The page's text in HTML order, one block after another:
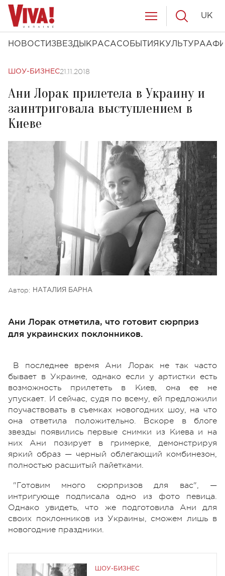
НОВОСТИ ЗВЕЗДЫ КРАСАСОБЫТИЯ КУЛЬТУРА
UK
ШОУ-БИЗНЕС21.11.2018
Ани Лорак прилетела в Украину и
заинтриговала выступлением в
Киеве
Автор: НАТАЛИЯ БАРНА
Ани Лорак отметила, что готовит сюрприз
для украинских поклонников.
В последнее время Ани Лорак не так часто
бывает в Украине, однако если у артистки есть
возможность прилететь в Киев, она ее не
упускает. И сейчас, судя по всему, ей предложили
поучаствовать в съемках новогодних шоу, на что
она ответила положительно. Вскоре в блоге
звезды появились первые снимки из Киева и на
них Ани позирует в гримерке, демонстрируя
яркий образ — черный облегающий комбинезон,
полностью расшитый пайетками.
"Готовим много сюрпризов для вас", —
интригующе подписала одно из фото певица.
Однако увидеть, что же подготовила Ани для
своих поклонников из Украины, сможем лишь в
новогодние праздники.
ШОУ-БИЗНЕС